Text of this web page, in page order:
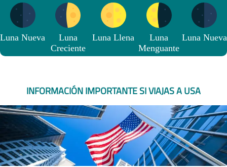
Luna Nueva
Luna
Creciente
Luna Llena
Luna
Menguante
Luna Nueva
INFORMACIÓN IMPORTANTE SI VIAJAS A USA